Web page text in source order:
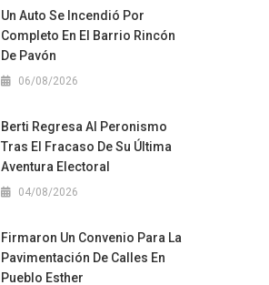
Un Auto Se Incendió Por
Completo En El Barrio Rincón
De Pavón
06/08/2026
Berti Regresa Al Peronismo
Tras El Fracaso De Su Última
Aventura Electoral
04/08/2026
Firmaron Un Convenio Para La
Pavimentación De Calles En
Pueblo Esther